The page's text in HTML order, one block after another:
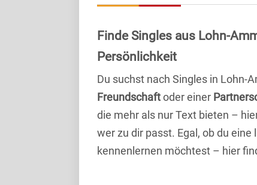
Finde Singles aus Lohn-
Persönlichkeit
Du suchst nach Singles in Lohn-
Freundschaftoder einer
die mehr als nur Text bieten –
wer zu dir passt. Egal, ob du
kennenlernen möchtest – hier